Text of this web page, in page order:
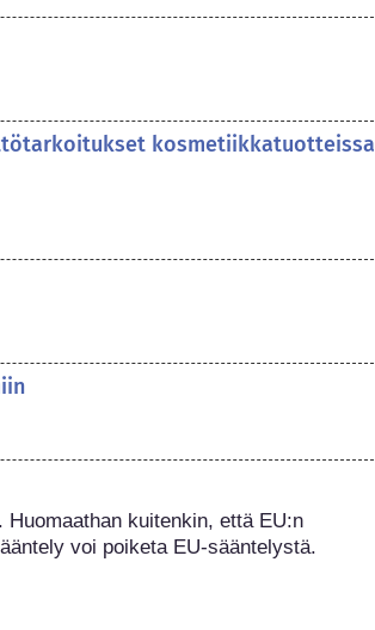
kosmetiikkatuotteissa
kuitenkin, että EU:n
voi poiketa EU-sääntelystä.